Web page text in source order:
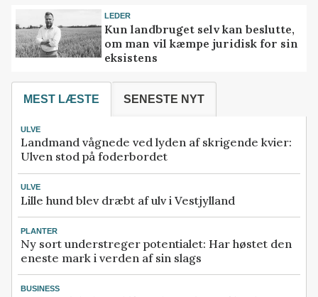
LEDER
Kun landbruget selv kan beslutte,
om man vil kæmpe juridisk for sin
eksistens
MEST LÆSTE SENESTE NYT
ULVE
Landmand vågnede ved lyden af skrigende kvier:
Ulven stod på foderbordet
ULVE
Lille hund blev dræbt af ulv i Vestjylland
PLANTER
Ny sort understreger potentialet: Har høstet den
eneste mark i verden af sin slags
BUSINESS